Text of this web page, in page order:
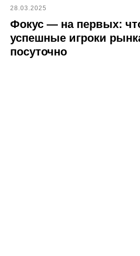
28.03.2025
Фокус — на первых:
успешные игроки
посуточно